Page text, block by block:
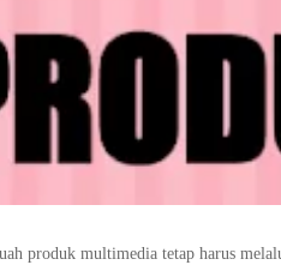
produk multimedia tetap harus